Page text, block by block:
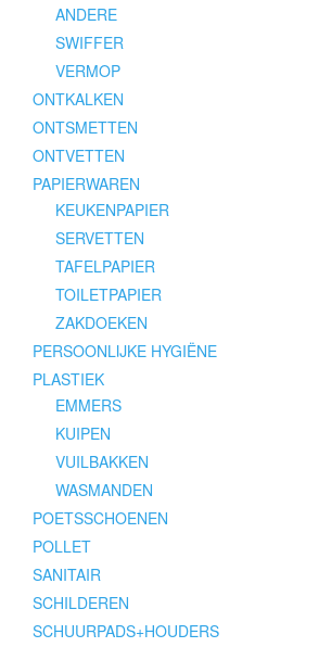
ANDERE
SWIFFER
VERMOP
ONTKALKEN
ONTSMETTEN
ONTVETTEN
PAPIERWAREN
KEUKENPAPIER
SERVETTEN
TAFELPAPIER
TOILETPAPIER
ZAKDOEKEN
PERSOONLIJKE HYGIËNE
PLASTIEK
EMMERS
KUIPEN
VUILBAKKEN
WASMANDEN
POETSSCHOENEN
POLLET
SANITAIR
SCHILDEREN
SCHUURPADS+HOUDERS